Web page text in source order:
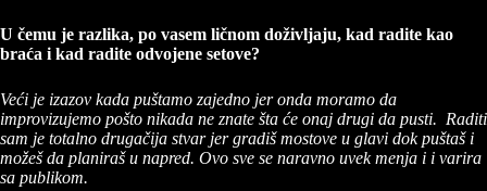
U čemu je razlika, po vasem ličnom doživljaju, kad radite kao
braća i kad radite odvojene setove?
Veći je izazov kada puštamo zajedno jer onda moramo da
improvizujemo pošto nikada ne znate šta će onaj drugi da pusti. Raditi
sam je totalno drugačija stvar jer gradiš mostove u glavi dok puštaš i
možeš da planiraš u napred. Ovo sve se naravno uvek menja i i varira
sa publikom.